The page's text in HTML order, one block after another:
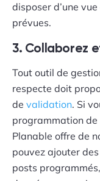
disposer d’une
prévues.
3. Collaborez
Tout outil de
respecte doit
de validation. Si
programmation de
Planable offre de
pouvez ajouter
posts